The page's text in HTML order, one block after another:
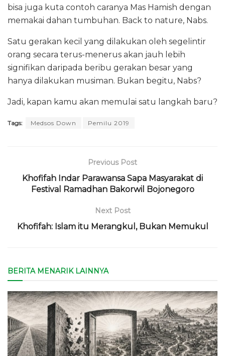
bisa juga kuta contoh caranya Mas Hamish dengan
memakai dahan tumbuhan. Back to nature, Nabs.
Satu gerakan kecil yang dilakukan oleh segelintir
orang secara terus-menerus akan jauh lebih
signifikan daripada beribu gerakan besar yang
hanya dilakukan musiman. Bukan begitu, Nabs?
Jadi, kapan kamu akan memulai satu langkah baru?
Tags: Medsos Down Pemilu 2019
Previous Post
Khofifah Indar Parawansa Sapa Masyarakat di
Festival Ramadhan Bakorwil Bojonegoro
Next Post
Khofifah: Islam itu Merangkul, Bukan Memukul
BERITA MENARIK LAINNYA